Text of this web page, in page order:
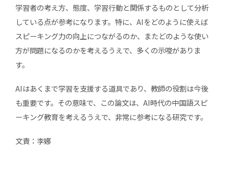
学習者の考え方、態度、学習行動と関係するものとして分析
している点が参考になります。特に、AIをどのように使えば
スピーキング力の向上につながるのか、またどのような使い
方が問題になるのかを考えるうえで、多くの示唆がありま
す。
AIはあくまで学習を支援する道具であり、教師の役割は今後
も重要です。その意味で、この論文は、AI時代の中国語スピ
ーキング教育を考えるうえで、非常に参考になる研究です。
文責：李娜